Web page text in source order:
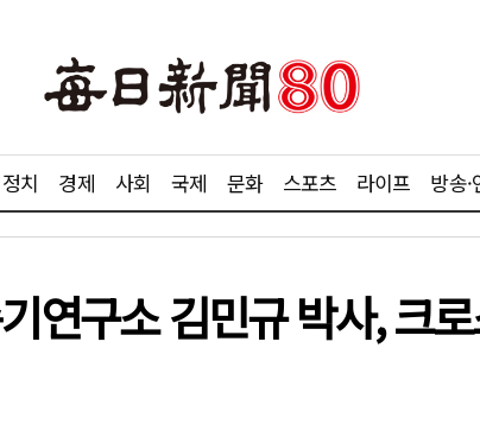
정치 경제 사회 국제 문화 스포츠 라이프 방송·
연구소 김민규 박사, 크